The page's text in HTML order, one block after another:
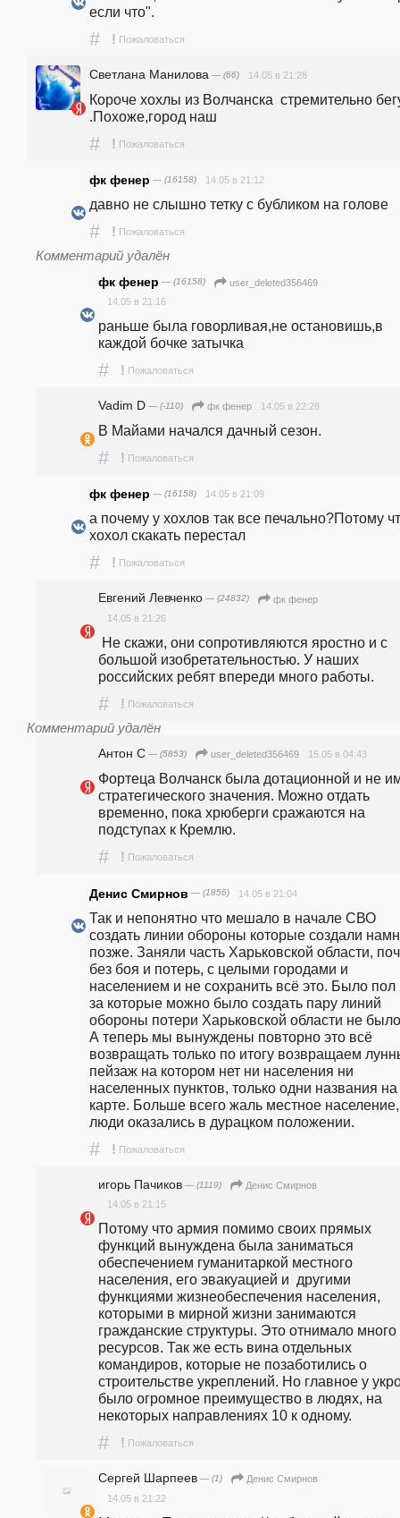
если что".
# ! Пожаловаться
Светлана Манилова — (66) 14.05 в 21:28
Короче хохлы из Волчанска  стремительно
.Похоже,город наш
# ! Пожаловаться
фк фенер — (16158) 14.05 в 21:12
давно не слышно тетку с бубликом на голове
# ! Пожаловаться
Комментарий удалён
фк фенер — (16158)
user_deleted356469
14.05 в 21:16
раньше была говорливая,не остановишь,в
каждой бочке затычка
# ! Пожаловаться
Vadim D — (-110) фк фенер 14.05 в 22:28
В Майами начался дачный сезон.
# ! Пожаловаться
фк фенер — (16158) 14.05 в 21:09
а почему у хохлов так все печально?Потому
хохол скакать перестал
# ! Пожаловаться
Евгений Левченко — (24832)
фк фенер
14.05 в 21:26
большой изобретательностью. У наших
российских ребят впереди много работы.
# ! Пожаловаться
Комментарий удалён
Антон С — (5853) user_deleted356469 15.05 в 04:43
Фортеца Волчанск была дотационной и не
стратегического значения. Можно отдать
временно, пока хрюберги сражаются на
подступах к Кремлю.
# ! Пожаловаться
Денис Смирнов — (1856) 14.05 в 21:04
Так и непонятно что мешало в начале СВО
создать линии обороны которые создали
позже. Заняли часть Харьковской области,
без боя и потерь, с целыми городами и
населением и не сохранить всё это. Было пол
за которые можно было создать пару линий
обороны потери Харьковской области не
А теперь мы вынуждены повторно это всё
возвращать только по итогу возвращаем
пейзаж на котором нет ни населения ни
населенных пунктов, только одни названия на
карте. Больше всего жаль местное население,
люди оказались в дурацком положении.
# ! Пожаловаться
игорь Пачиков — (1119)
Денис Смирнов
14.05 в 21:15
Потому что армия помимо своих прямых
функций вынуждена была заниматься
обеспечением гуманитаркой местного
населения, его эвакуацией и  другими
функциями жизнеобеспечения населения,
которыми в мирной жизни занимаются
гражданские структуры. Это отнимало много
ресурсов. Так же есть вина отдельных
командиров, которые не позаботились о
строительстве укреплений. Но главное у
было огромное преимущество в людях, на
некоторых направлениях 10 к одному.
# ! Пожаловаться
Сергей Шарпеев — (1)
Денис Смирнов
14.05 в 21:22